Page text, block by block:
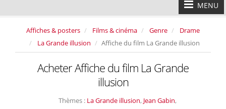
MENU
Affiches & posters Films & cinéma Genre
Drame
La Grande illusion
Affiche du film La Grande illusion
Acheter Affiche du film La Grande
illusion
Thèmes : La Grande illusion, Jean Gabin,